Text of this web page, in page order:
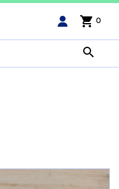
shopping_cart 0
